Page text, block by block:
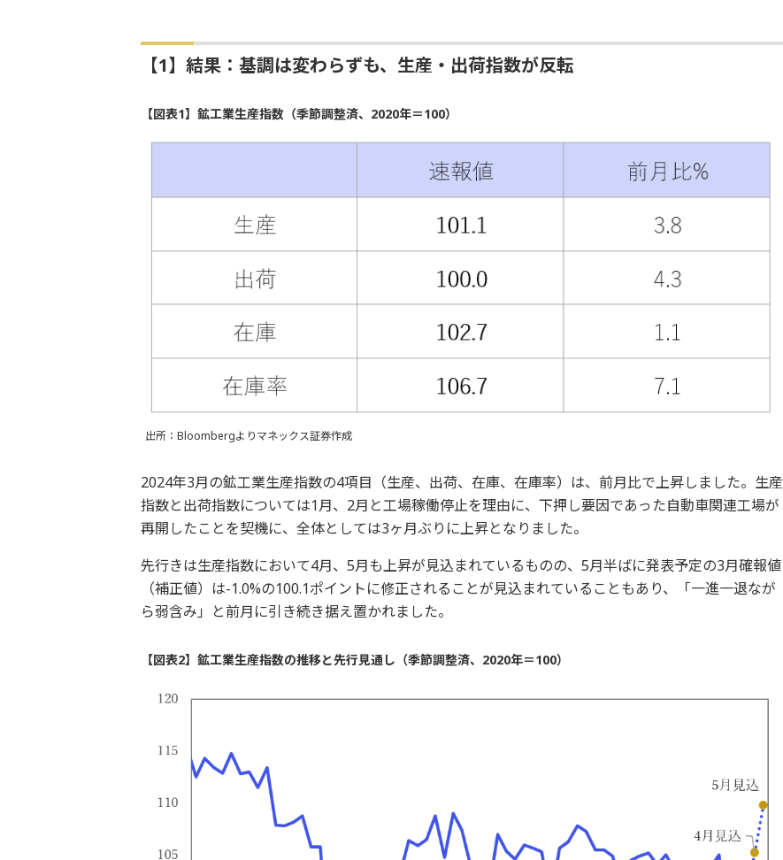
【1】結果：基調は変わらずも、生産・出荷指数が反転
【図表1】鉱工業生産指数（季節調整済、2020年＝100）
出所：Bloombergよりマネックス証券作成
2024年3月の鉱工業生産指数の4項目（生産、出荷、在庫、在庫率）は、前月比で上昇しました。生産
指数と出荷指数については1月、2月と工場稼働停止を理由に、下押し要因であった自動車関連工場が
再開したことを契機に、全体としては3ヶ月ぶりに上昇となりました。
先行きは生産指数において4月、5月も上昇が見込まれているものの、5月半ばに発表予定の3月確報値
（補正値）は-1.0%の100.1ポイントに修正されることが見込まれていることもあり、「一進一退なが
ら弱含み」と前月に引き続き据え置かれました。
【図表2】鉱工業生産指数の推移と先行見通し（季節調整済、2020年＝100）